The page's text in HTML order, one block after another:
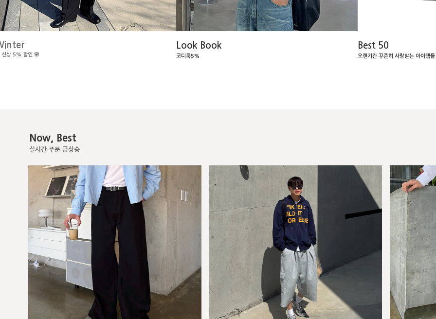
신상 5% 할인 🌸
Look Book
코디룩5%
Best 50
오랜기간 꾸준히 사랑받는 아이템들
Now, Best
실시간 주문 급상승